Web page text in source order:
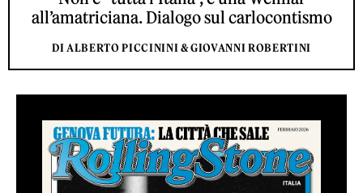
all’amatriciana. Dialogo sul carlocontismo
DI ALBERTO PICCININI & GIOVANNI ROBERTINI